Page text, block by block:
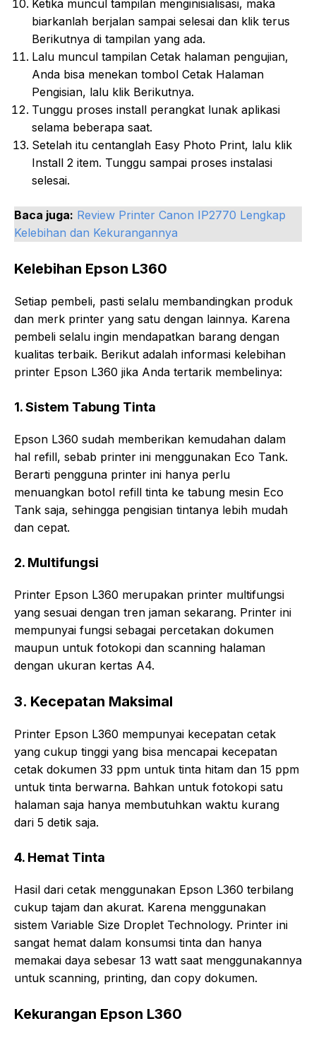
Ketika muncul tampilan menginisialisasi, maka
biarkanlah berjalan sampai selesai dan klik terus
Berikutnya di tampilan yang ada.
Lalu muncul tampilan Cetak halaman pengujian,
Anda bisa menekan tombol Cetak Halaman
Pengisian, lalu klik Berikutnya.
Tunggu proses install perangkat lunak aplikasi
selama beberapa saat.
Setelah itu centanglah Easy Photo Print, lalu klik
Install 2 item. Tunggu sampai proses instalasi
selesai.
Baca juga: Review Printer Canon IP2770 Lengkap
Kelebihan dan Kekurangannya
Kelebihan Epson L360
Setiap pembeli, pasti selalu membandingkan produk
dan merk printer yang satu dengan lainnya. Karena
pembeli selalu ingin mendapatkan barang dengan
kualitas terbaik. Berikut adalah informasi kelebihan
printer Epson L360 jika Anda tertarik membelinya:
1. Sistem Tabung Tinta
Epson L360 sudah memberikan kemudahan dalam
hal refill, sebab printer ini menggunakan Eco Tank.
Berarti pengguna printer ini hanya perlu
menuangkan botol refill tinta ke tabung mesin Eco
Tank saja, sehingga pengisian tintanya lebih mudah
dan cepat.
2. Multifungsi
Printer Epson L360 merupakan printer multifungsi
yang sesuai dengan tren jaman sekarang. Printer ini
mempunyai fungsi sebagai percetakan dokumen
maupun untuk fotokopi dan scanning halaman
dengan ukuran kertas A4.
3. Kecepatan Maksimal
Printer Epson L360 mempunyai kecepatan cetak
yang cukup tinggi yang bisa mencapai kecepatan
cetak dokumen 33 ppm untuk tinta hitam dan 15 ppm
untuk tinta berwarna. Bahkan untuk fotokopi satu
halaman saja hanya membutuhkan waktu kurang
dari 5 detik saja.
4. Hemat Tinta
Hasil dari cetak menggunakan Epson L360 terbilang
cukup tajam dan akurat. Karena menggunakan
sistem Variable Size Droplet Technology. Printer ini
sangat hemat dalam konsumsi tinta dan hanya
memakai daya sebesar 13 watt saat menggunakannya
untuk scanning, printing, dan copy dokumen.
Kekurangan Epson L360